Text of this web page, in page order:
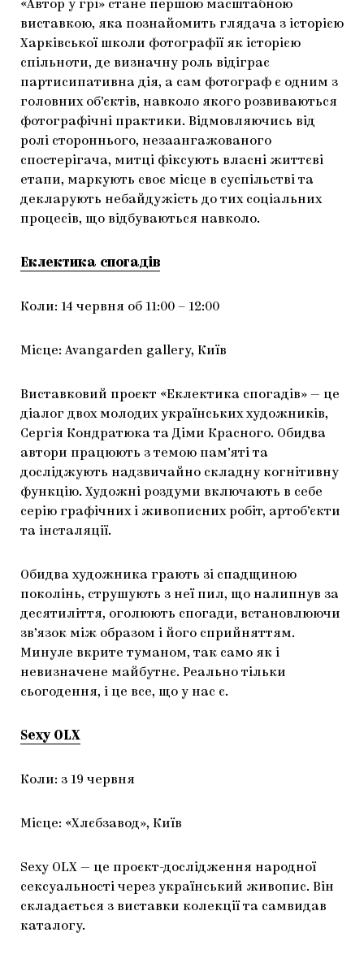
«Автор у грі» стане першою масштабною
виставкою, яка познайомить глядача з історією
Харківської школи фотографії як історією
спільноти, де визначну роль відіграє
партисипативна дія, а сам фотограф є одним з
головних об’єктів, навколо якого розвиваються
фотографічні практики. Відмовляючись від
ролі стороннього, незаангажованого
спостерігача, митці фіксують власні життєві
етапи, маркують своє місце в суспільстві та
декларують небайдужість до тих соціальних
процесів, що відбуваються навколо.
Еклектика спогадів
Коли: 14 червня об 11:00 – 12:00
Місце: Avangarden gallery, Київ
Виставковий проєкт «Еклектика спогадів» — це
діалог двох молодих українських художників,
Сергія Кондратюка та Діми Красного. Обидва
автори працюють з темою пам’яті та
досліджують надзвичайно складну когнітивну
функцію. Художні роздуми включають в себе
серію графічних і живописних робіт, артоб’єкти
та інсталяції.
Обидва художника грають зі спадщиною
поколінь, струшують з неї пил, що налипнув за
десятиліття, оголюють спогади, встановлюючи
зв’язок між образом і його сприйняттям.
Минуле вкрите туманом, так само як і
невизначене майбутнє. Реально тільки
сьогодення, і це все, що у нас є.
Sexy OLX
Коли: з 19 червня
Місце: «Хлєбзавод», Київ
Sexy OLX — це проєкт-дослідження народної
сексуальності через український живопис. Він
складається з виставки колекції та самвидав
каталогу.